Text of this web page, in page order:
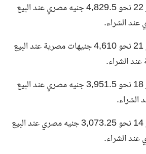
وسجل سعر الذهب عيار 22 نحو 4,829.5 جنيه مصري عند البيع
وسجل سعر الذهب عيار 21 نحو 4,610 جنيهات مصرية عند البيع
وسجل سعر الذهب عيار 18 نحو 3,951.5 جنيه مصري عند البيع
وسجل سعر الذهب عيار 14 نحو 3,073.25 جنيه مصري عند البيع